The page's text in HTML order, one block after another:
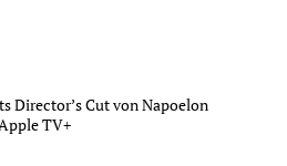
Director’s Cut von Napoelon
TV+